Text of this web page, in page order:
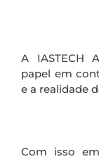
A IASTECH
papel em
e a realidade
Com isso